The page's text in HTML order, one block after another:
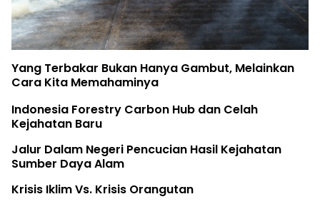
Yang Terbakar Bukan Hanya Gambut, Melainkan
Cara Kita Memahaminya
Indonesia Forestry Carbon Hub dan Celah
Kejahatan Baru
Jalur Dalam Negeri Pencucian Hasil Kejahatan
Sumber Daya Alam
Krisis Iklim Vs. Krisis Orangutan